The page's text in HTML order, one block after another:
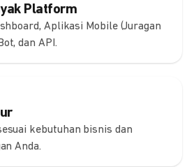
Platform
Aplikasi Mobile (Juragan
dan API.
kebutuhan bisnis dan
Anda.